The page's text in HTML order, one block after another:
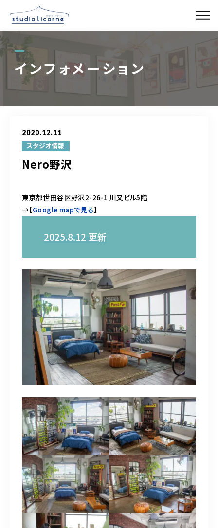
インフォメーション
2020.12.11
スタジオ情報
Nero野沢
東京都世田谷区野沢2-26-1 川又ビル5階
→【Google mapで見る】
2025.8.12 更新
スタジオ検索
03-6327-0379
予約担当の携帯に転送されます。
090-1260-5732
着信には必ず折り返します。
※撮影中など繋がりにくい場合あります。
お問い合わせはこちら